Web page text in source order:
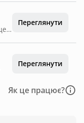
Вимикати світло, залишати місце охайним,сміття у смітнику .В будиночку палити не можна а на території.Берегти довкілля речі і людей навколо.
Переглянути
Переглянути
Як це працює?